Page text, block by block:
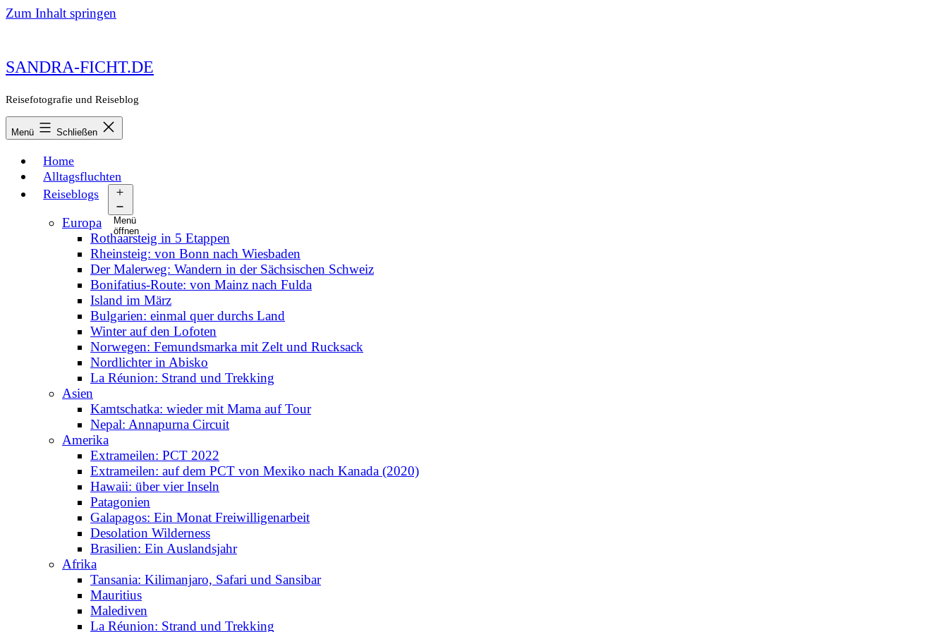
Zum Inhalt springen
SANDRA-FICHT.DE
Reisefotografie und Reiseblog
Menü Schließen
Home
Alltagsfluchten
Reiseblogs
Menü
öffnen
Europa
Rothaarsteig in 5 Etappen
Rheinsteig: von Bonn nach Wiesbaden
Der Malerweg: Wandern in der Sächsischen Schweiz
Bonifatius-Route: von Mainz nach Fulda
Island im März
Bulgarien: einmal quer durchs Land
Winter auf den Lofoten
Norwegen: Femundsmarka mit Zelt und Rucksack
Nordlichter in Abisko
La Réunion: Strand und Trekking
Asien
Kamtschatka: wieder mit Mama auf Tour
Nepal: Annapurna Circuit
Amerika
Extrameilen: PCT 2022
Extrameilen: auf dem PCT von Mexiko nach Kanada (2020)
Hawaii: über vier Inseln
Patagonien
Galapagos: Ein Monat Freiwilligenarbeit
Desolation Wilderness
Brasilien: Ein Auslandsjahr
Afrika
Tansania: Kilimanjaro, Safari und Sansibar
Mauritius
Malediven
La Réunion: Strand und Trekking